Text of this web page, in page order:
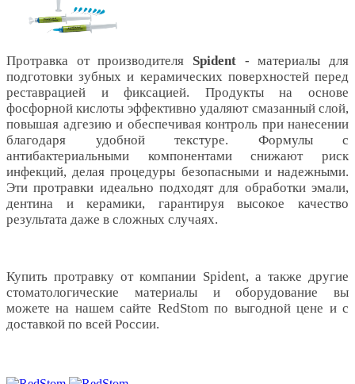
Протравка от производителя Spident - материалы для
подготовки зубных и керамических поверхностей перед
реставрацией и фиксацией. Продукты на основе
фосфорной кислоты эффективно удаляют смазанный слой,
повышая адгезию и обеспечивая контроль при нанесении
благодаря удобной текстуре. Формулы с
антибактериальными компонентами снижают риск
инфекций, делая процедуры безопасными и надежными.
Эти протравки идеально подходят для обработки эмали,
дентина и керамики, гарантируя высокое качество
результата даже в сложных случаях.
Купить протравку от компании Spident, а также другие
стоматологические материалы и оборудование вы
можете на нашем сайте RedStom по выгодной цене и с
доставкой по всей России.